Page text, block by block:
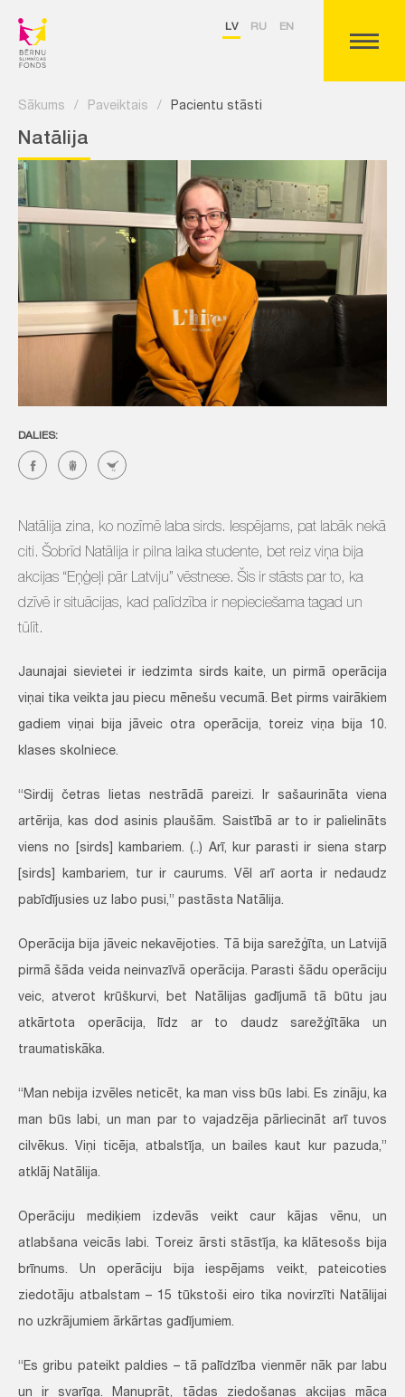
LV RU EN
Sākums / Paveiktais / Pacientu stāsti
Natālija
DALIES:
Natālija zina, ko nozīmē laba sirds. Iespējams, pat labāk nekā
citi. Šobrīd Natālija ir pilna laika studente, bet reiz viņa bija
akcijas “Eņģeļi pār Latviju” vēstnese. Šis ir stāsts par to, ka
dzīvē ir situācijas, kad palīdzība ir nepieciešama tagad un
tūlīt.
Jaunajai sievietei ir iedzimta sirds kaite, un pirmā operācija
viņai tika veikta jau piecu mēnešu vecumā. Bet pirms vairākiem
gadiem viņai bija jāveic otra operācija, toreiz viņa bija 10.
klases skolniece.
“Sirdij četras lietas nestrādā pareizi. Ir sašaurināta viena
artērija, kas dod asinis plaušām. Saistībā ar to ir palielināts
viens no [sirds] kambariem. (..) Arī, kur parasti ir siena starp
[sirds] kambariem, tur ir caurums. Vēl arī aorta ir nedaudz
pabīdījusies uz labo pusi,” pastāsta Natālija.
Operācija bija jāveic nekavējoties. Tā bija sarežģīta, un Latvijā
pirmā šāda veida neinvazīvā operācija. Parasti šādu operāciju
veic, atverot krūškurvi, bet Natālijas gadījumā tā būtu jau
atkārtota operācija, līdz ar to daudz sarežģītāka un
traumatiskāka.
“Man nebija izvēles neticēt, ka man viss būs labi. Es zināju, ka
man būs labi, un man par to vajadzēja pārliecināt arī tuvos
cilvēkus. Viņi ticēja, atbalstīja, un bailes kaut kur pazuda,”
atklāj Natālija.
Operāciju mediķiem izdevās veikt caur kājas vēnu, un
atlabšana veicās labi. Toreiz ārsti stāstīja, ka klātesošs bija
brīnums. Un operāciju bija iespējams veikt, pateicoties
ziedotāju atbalstam – 15 tūkstoši eiro tika novirzīti Natālijai
no uzkrājumiem ārkārtas gadījumiem.
“Es gribu pateikt paldies – tā palīdzība vienmēr nāk par labu
un ir svarīga. Manuprāt, tādas ziedošanas akcijas māca